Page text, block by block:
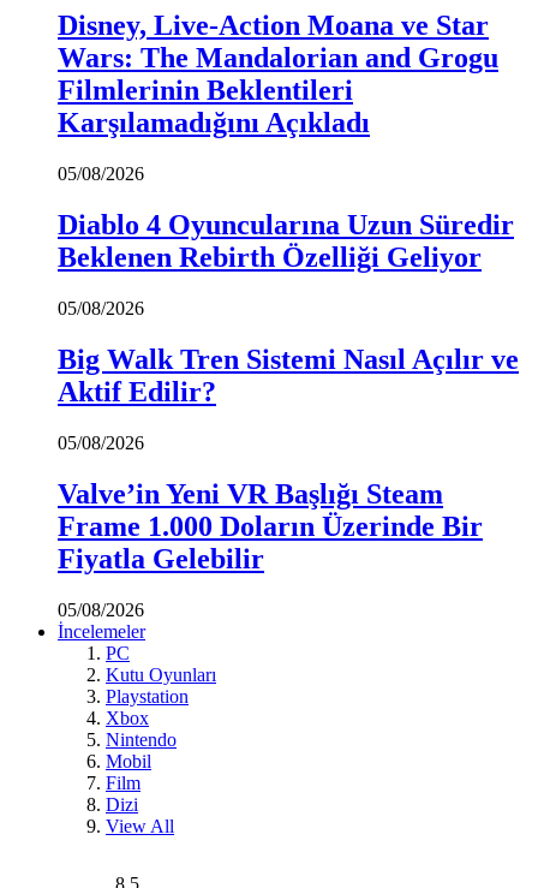
Disney, Live-Action Moana ve Star
Wars: The Mandalorian and Grogu
Filmlerinin Beklentileri
Karşılamadığını Açıkladı
05/08/2026
Diablo 4 Oyuncularına Uzun Süredir
Beklenen Rebirth Özelliği Geliyor
05/08/2026
Big Walk Tren Sistemi Nasıl Açılır ve
Aktif Edilir?
05/08/2026
Valve’in Yeni VR Başlığı Steam
Frame 1.000 Doların Üzerinde Bir
Fiyatla Gelebilir
05/08/2026
İncelemeler
PC
Kutu Oyunları
Playstation
Xbox
Nintendo
Mobil
Film
Dizi
View All
8.5